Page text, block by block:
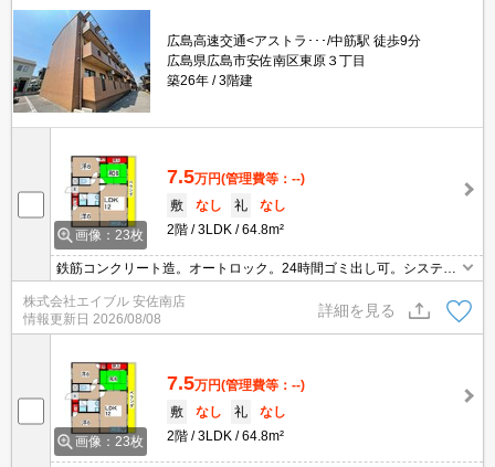
広島高速交通<アストラ･･･/中筋駅 徒歩9分
広島県広島市安佐南区東原３丁目
築26年
3階建
画像：23枚
7.5万円(管理費等：--)
敷
なし 礼
なし
2階
3LDK 64.8m²
鉄筋コンクリート造。オートロック。24時間ゴミ出し可。システム
キッチン。3口ガスコンロ付。洗面化粧台付き。室内に洗濯機置場
あり。引越指定業者あり。初期費用・家賃カード払い可。フレスタ
へ610m。
株式会社エイブル 安佐南店
情報更新日 2026/08/08
詳細を見る
画像：23枚
7.5万円(管理費等：--)
敷
なし 礼
なし
2階
3LDK 64.8m²